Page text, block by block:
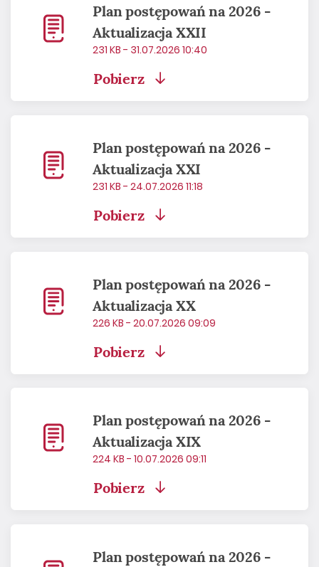
Plan postępowań na 2026 -
Aktualizacja XXII
231 KB - 31.07.2026 10:40
Pobierz
Plan postępowań na 2026 -
Aktualizacja XXI
231 KB - 24.07.2026 11:18
Pobierz
Plan postępowań na 2026 -
Aktualizacja XX
226 KB - 20.07.2026 09:09
Pobierz
Plan postępowań na 2026 -
Aktualizacja XIX
224 KB - 10.07.2026 09:11
Pobierz
Plan postępowań na 2026 -